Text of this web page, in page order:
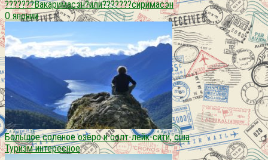
???????Вакаримасэн?или???????сиримасэн
О японии
Большое соленое озеро и солт-лейк-сити, сша
Туризм интересное